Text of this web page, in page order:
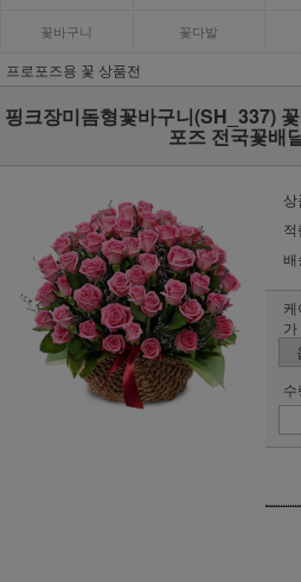
꽃바구니 꽃다발
프로포즈용 꽃 상품전
핑크장미돔형꽃바구니(SH_337)
포즈 전국꽃배
배
가